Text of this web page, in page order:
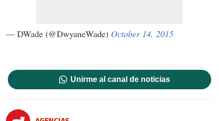
— DWade (@DwyaneWade) October 14, 2015
Unirme al canal de noticias